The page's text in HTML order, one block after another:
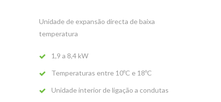
Unidade de expansão directa de baixa
temperatura
1,9 a 8,4 kW
Temperaturas entre 10ºC e 18ºC
Unidade interior de ligação a condutas